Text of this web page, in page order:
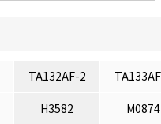
TA132AF-2
H3582
M0874